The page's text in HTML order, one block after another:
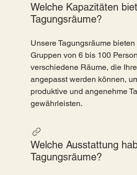
Welche Kapazitäten
Tagungsräume?
Unsere Tagungsräume
Gruppen von 6 bis 100
verschiedene Räume, die
angepasst werden können,
produktive und angenehme
gewährleisten.
Welche Ausstattung
Tagungsräume?